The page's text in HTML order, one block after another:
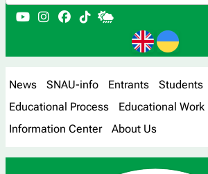
News SNAU-info Entrants Students
Educational Process
Educational Work
Information Center
About Us